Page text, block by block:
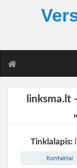
linksma.lt
Tinklalapis: